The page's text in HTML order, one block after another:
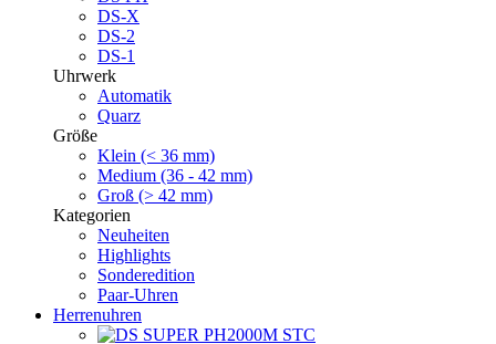
DS-X
DS-2
DS-1
Uhrwerk
Automatik
Quarz
Größe
Klein (< 36 mm)
Medium (36 - 42 mm)
Groß (> 42 mm)
Kategorien
Neuheiten
Highlights
Sonderedition
Paar-Uhren
Herrenuhren